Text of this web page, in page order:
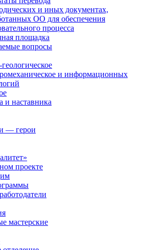
и иных документах,
ОО для обеспечения
процесса
площадка
вопросы
и информационных
и наставника
— герои
проекте
мастерские